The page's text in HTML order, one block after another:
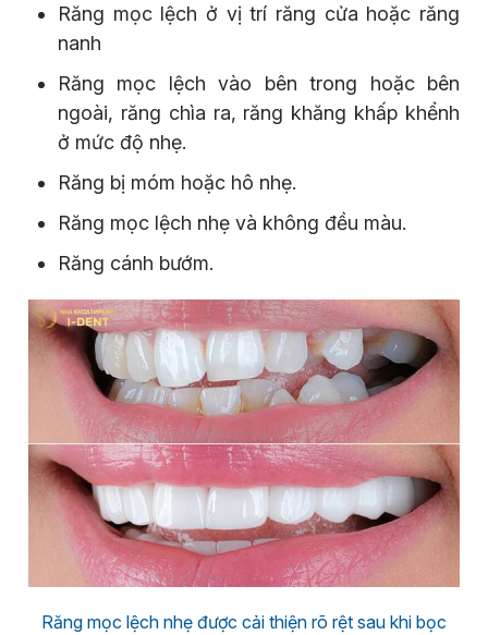
Răng mọc lệch ở vị trí răng cửa hoặc răng
nanh
Răng mọc lệch vào bên trong hoặc bên
ngoài, răng chìa ra, răng khăng khấp khểnh
ở mức độ nhẹ.
Răng bị móm hoặc hô nhẹ.
Răng mọc lệch nhẹ và không đều màu.
Răng cánh bướm.
Răng mọc lệch nhẹ được cải thiện rõ rệt sau khi bọc